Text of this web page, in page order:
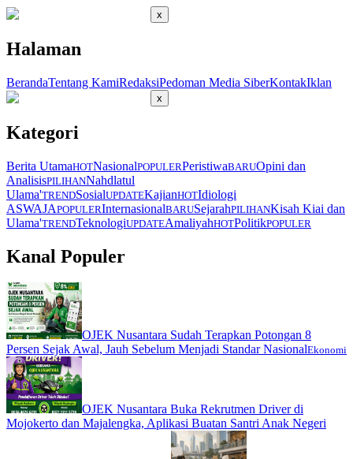
x
Halaman
BerandaTentang KamiRedaksiPedoman Media SiberKontakIklan
x
Kategori
Berita UtamaHOTNasionalPOPULERPeristiwaBARUOpini dan
AnalisisPILIHANNahdlatul
Ulama'TRENDSosialUPDATEKajianHOTIdiologi
ASWAJAPOPULERInternasionalBARUSejarahPILIHANKisah Kiai dan
Ulama'TRENDTeknologiUPDATEAmaliyahHOTPolitikPOPULER
Kanal Populer
OJEK Nusantara Sudah Terapkan Potongan 8
Persen Sejak Awal, Jauh Sebelum Menjadi Standar NasionalEkonomi
OJEK Nusantara Buka Rekrutmen Driver di
Mojokerto dan Majalengka, Aplikasi Buatan Santri Anak Negeri